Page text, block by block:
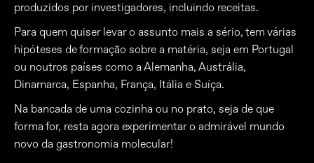
produzidos por investigadores, incluindo receitas.
Para quem quiser levar o assunto mais a sério, tem várias
hipóteses de formação sobre a matéria, seja em Portugal
ou noutros países como a Alemanha, Austrália,
Dinamarca, Espanha, França, Itália e Suíça.
Na bancada de uma cozinha ou no prato, seja de que
forma for, resta agora experimentar o admirável mundo
novo da gastronomia molecular!